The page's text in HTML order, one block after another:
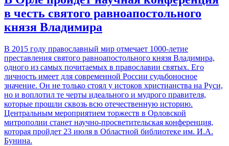
в честь святого равноапостольного
князя Владимира
В 2015 году православный мир отмечает 1000-летие
преставления святого равноапостольного князя Владимира,
одного из самых почитаемых в православии святых. Его
личность имеет для современной России судьбоносное
значение. Он не только стоял у истоков христианства на Руси,
но и воплотил те черты идеального и мудрого правителя,
которые прошли сквозь всю отечественную историю.
Центральным мероприятием торжеств в Орловской
митрополии станет научно-просветительская конференция,
которая пройдет 23 июля в Областной библиотеке им. И.А.
Бунина.